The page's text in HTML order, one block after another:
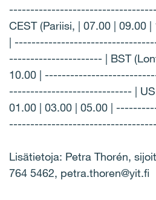
CEST (Pariisi, | 07.00 | 09.00 |
|
---------------------- | BST
10.00 |
----------------------------- | US
01.00 | 03.00 | 05.00 |
Lisätietoja: Petra Thorén,
764 5462, petra.thoren@yit.fi